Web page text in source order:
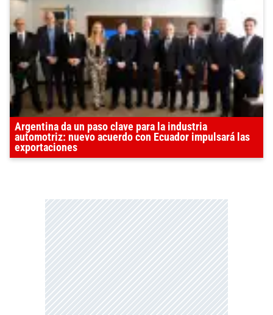
Argentina da un paso clave para la industria
automotriz: nuevo acuerdo con Ecuador impulsará las
exportaciones